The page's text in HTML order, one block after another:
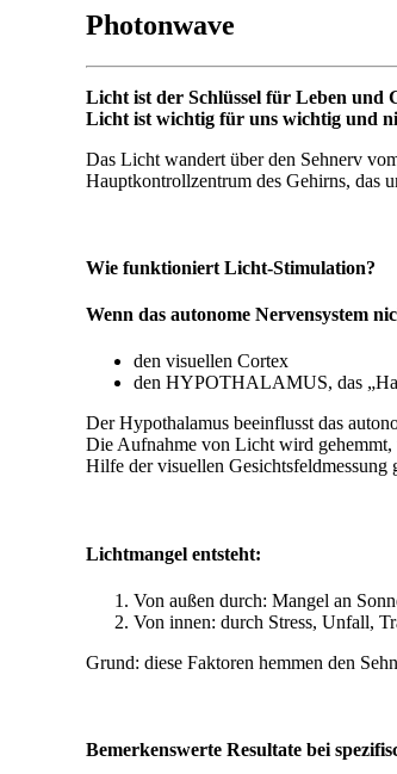
Photonwave
Licht ist der Schlüssel für Leben und
Licht ist wichtig für uns wichtig und
Das Licht wandert über den Sehnerv
Hauptkontrollzentrum des Gehirns, das
Wie funktioniert Licht-Stimulation?
Wenn das autonome Nervensystem
den visuellen Cortex
den HYPOTHALAMUS, das
Der Hypothalamus beeinflusst das
Die Aufnahme von Licht wird gehemmt,
Hilfe der visuellen Gesichtsfeldmessung
Lichtmangel entsteht:
Von außen durch: Mangel an
Von innen: durch Stress, Unfall,
Grund: diese Faktoren hemmen den
Bemerkenswerte Resultate bei